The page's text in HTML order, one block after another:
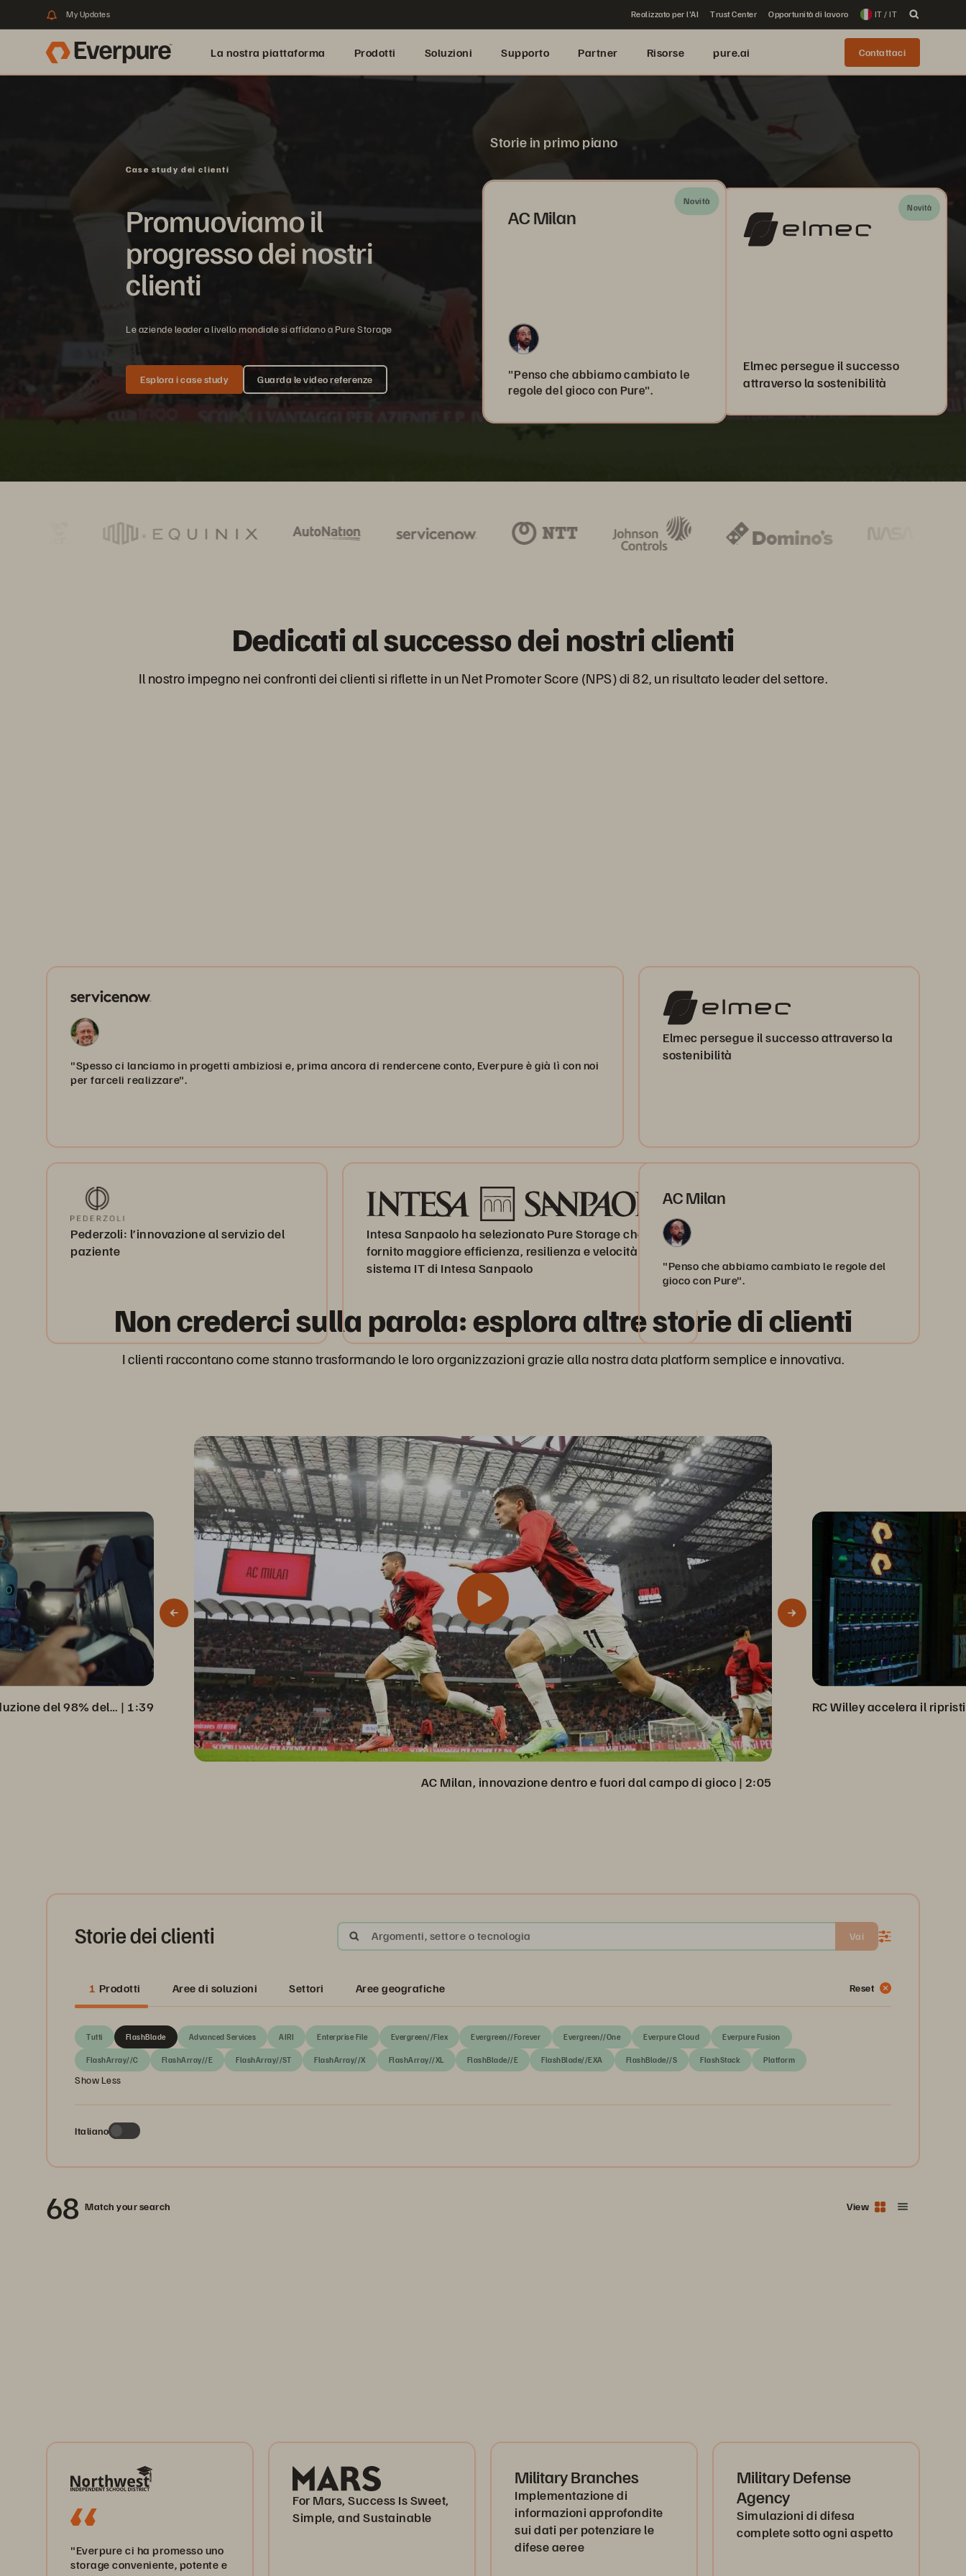
My Updates Realizzato per l'AI Trust Center Opportunità di lavoro IT / IT
La nostra piattaforma Prodotti Soluzioni Supporto Partner Risorse pure.ai Contattaci
Case study dei clienti
Promuoviamo il
progresso dei nostri
clienti
Le aziende leader a livello mondiale si affidano a Pure Storage
Esplora i case study Guarda le video referenze
Storie in primo piano
Novità
AC Milan
"Penso che abbiamo cambiato le
regole del gioco con Pure".
Novità
Elmec persegue il successo
attraverso la sostenibilità
Dedicati al successo dei nostri clienti
Il nostro impegno nei confronti dei clienti si riflette in un Net Promoter Score (NPS) di 82, un risultato leader del settore.
"Spesso ci lanciamo in progetti ambiziosi e, prima ancora di rendercene conto, Everpure è già lì con noi
per farceli realizzare".
Elmec persegue il successo attraverso la
sostenibilità
Pederzoli: l’innovazione al servizio del
paziente
Intesa Sanpaolo ha selezionato Pure Storage che ha
fornito maggiore efficienza, resilienza e velocità nel
sistema IT di Intesa Sanpaolo
AC Milan
"Penso che abbiamo cambiato le regole del
gioco con Pure".
Non crederci sulla parola: esplora altre storie di clienti
I clienti raccontano come stanno trasformando le loro organizzazioni grazie alla nostra data platform semplice e innovativa.
AC Milan, innovazione dentro e fuori dal campo di gioco | 2:05
Virgin Media ottiene una riduzione del 98% del consumo energetico | 1:39
Storie dei clienti Argomenti, settore o tecnologia Vai
1 Prodotti Aree di soluzioni Settori Aree geografiche
Tutti Advanced Services AIRI Enterprise File Evergreen//Flex Evergreen//Forever Evergreen//One Everpure Cloud Everpure Fusion
FlashArray//C FlashArray//E FlashArray//ST FlashArray//X FlashArray//XL
FlashBlade
FlashBlade//E FlashBlade//EXA FlashBlade//S FlashStack Platform
Show Less
Reset
Italiano
68 Match your search View
"Everpure ci ha promesso uno
storage conveniente, potente e
For Mars, Success Is Sweet,
Simple, and Sustainable
Military Branches
Implementazione di
informazioni approfondite
sui dati per potenziare le
difese aeree
Military Defense
Agency
Simulazioni di difesa
complete sotto ogni aspetto